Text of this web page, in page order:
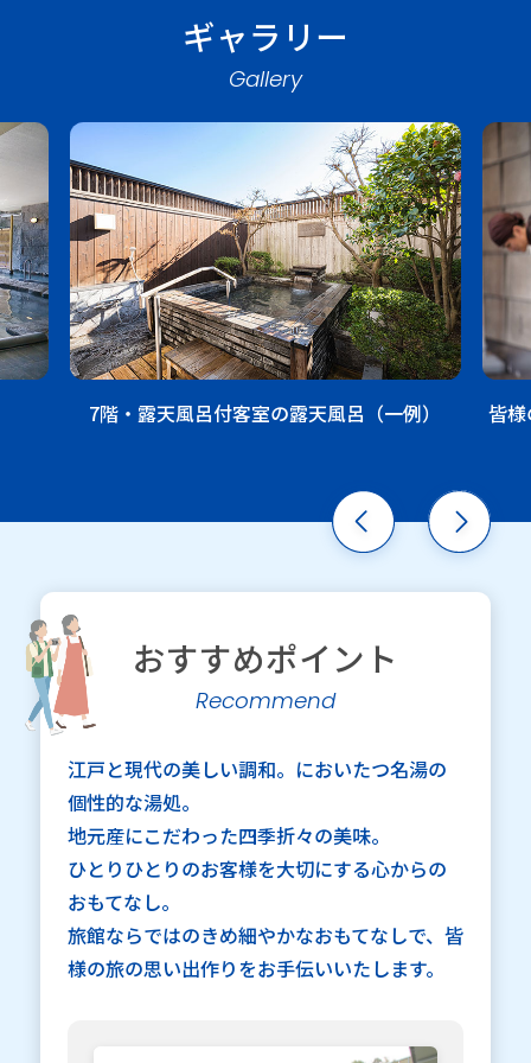
ギャラリー
Gallery
7階・露天風呂付客室の露天風呂（一例） 皆
おすすめポイント
Recommend
江戸と現代の美しい調和。においたつ名湯の
個性的な湯処。
地元産にこだわった四季折々の美味。
ひとりひとりのお客様を大切にする心からの
おもてなし。
旅館ならではのきめ細やかなおもてなしで、皆
様の旅の思い出作りをお手伝いいたします。